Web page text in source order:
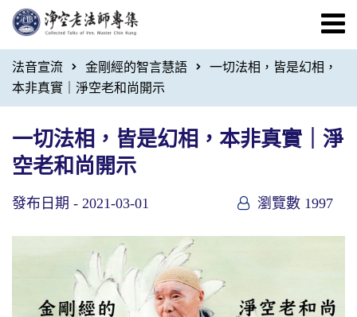
法音宣流 金剛經的智言慧語
一切法相，皆是幻相，
本非真實｜淨空老和尚開示
一切法相，皆是幻相，本非真實｜淨
空老和尚開示
發布日期 - 2021-03-01 瀏覽數 1997